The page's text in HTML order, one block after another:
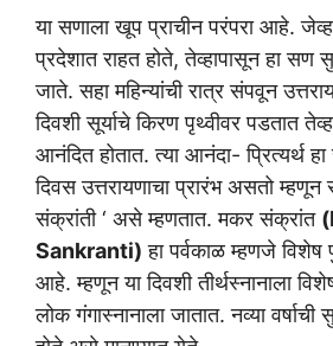
या सणाला खूप प्राचीन परंपरा आहे.
प्रदेशात राहत होते, तेव्हापासून हा
जाते. सहा महिन्यांची रात्र संपवून
दिवशी सूर्याचे किरण पृथ्वीवर पडतात
आनंदित होतात. त्या आनंदा- प्रित्यर्थ
दिवस उत्तरायणाचा प्रारंभ असतो
संक्रांती ‘ असे म्हणतात. मकर संक्रांत
Sankranti) हा पर्वकाळ म्हणजे
आहे. म्हणून या दिवशी तीर्थस्नानाला
लोक गंगास्नानाला जातात. नव्या वर्षाची